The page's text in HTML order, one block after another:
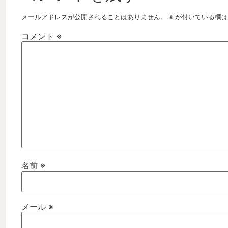
メールアドレスが公開されることはありません。 ※ が付いている欄
コメント ※
名前 ※
メール ※